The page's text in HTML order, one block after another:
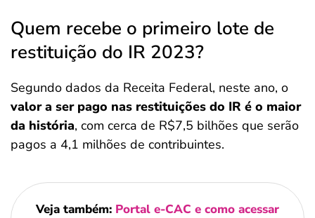
Quem recebe o primeiro lote de
restituição do IR 2023?
Segundo dados da Receita Federal, neste ano, o
valor a ser pago nas restituições do IR é o maior
da história, com cerca de R$7,5 bilhões que serão
pagos a 4,1 milhões de contribuintes.
Veja também: Portal e-CAC e como acessar